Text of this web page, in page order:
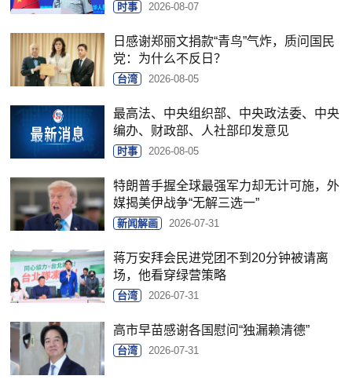
时事 2026-08-07
日感谢郑丽文捐款“青鸟”气炸，质问国民
党：为什么不反日？
台湾 2026-08-05
最高法、中央组织部、中央政法委、中央
编办、财政部、人社部印发意见
时事 2026-08-05
特朗普手握全球最强军力却无计可施，外
媒揭美伊战争“无解三选一”
新闻解画 2026-07-31
蒋万安拜会民进党团不到20分钟被请离
场，他看穿绿营策略
台湾 2026-07-31
高市早苗感谢各国慰问“独漏赖清德”
台湾 2026-07-31